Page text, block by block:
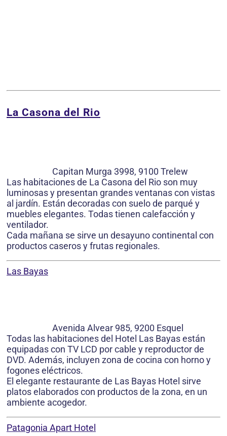
La Casona del Rio
Capitan Murga 3998, 9100 Trelew
Las habitaciones de La Casona del Rio son muy
luminosas y presentan grandes ventanas con vistas
al jardín. Están decoradas con suelo de parqué y
muebles elegantes. Todas tienen calefacción y
ventilador.
Cada mañana se sirve un desayuno continental con
productos caseros y frutas regionales.
Las Bayas
Avenida Alvear 985, 9200 Esquel
Todas las habitaciones del Hotel Las Bayas están
equipadas con TV LCD por cable y reproductor de
DVD. Además, incluyen zona de cocina con horno y
fogones eléctricos.
El elegante restaurante de Las Bayas Hotel sirve
platos elaborados con productos de la zona, en un
ambiente acogedor.
Patagonia Apart Hotel